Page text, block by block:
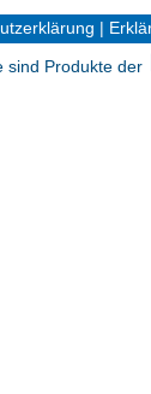
sind Produkte der